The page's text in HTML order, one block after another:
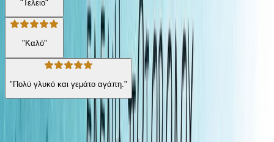
"Τελειο"
"Καλό"
"Πολύ γλυκό και γεμάτο αγάπη."
Ίδιος συγγραφέας